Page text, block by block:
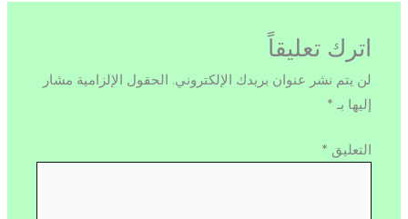
اترك تعليقاً
لن يتم نشر عنوان بريدك الإلكتروني. الحقول الإلزامية مشار
إليها بـ *
التعليق *